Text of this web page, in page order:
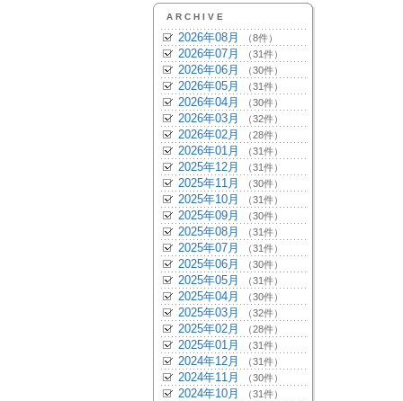
ARCHIVE
2026年08月 （8件）
2026年07月 （31件）
2026年06月 （30件）
2026年05月 （31件）
2026年04月 （30件）
2026年03月 （32件）
2026年02月 （28件）
2026年01月 （31件）
2025年12月 （31件）
2025年11月 （30件）
2025年10月 （31件）
2025年09月 （30件）
2025年08月 （31件）
2025年07月 （31件）
2025年06月 （30件）
2025年05月 （31件）
2025年04月 （30件）
2025年03月 （32件）
2025年02月 （28件）
2025年01月 （31件）
2024年12月 （31件）
2024年11月 （30件）
2024年10月 （31件）